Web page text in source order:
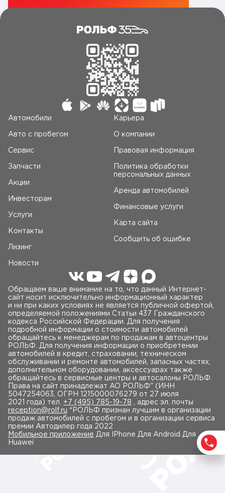
Автомобили
Авто c пробегом
Сервис
Запчасти
Акции
Инвесторам
Услуги
Контакты
Лизинг
Новости
Карьера
О компании
Правовая информация
Политика обработки
персональных данных
Аренда автомобилей
Финансовые услуги
Карта сайта
Сообщить об ошибке
Обращаем ваше внимание на то, что данный Интернет-
сайт носит исключительно информационный характер
и ни при каких условиях не является публичной офертой,
определяемой положениями Статьи 437 Гражданского
кодекса Российской Федерации. Для получения
подробной информации о стоимости автомобилей
обращайтесь к менеджерам по продажам в автоцентры
РОЛЬФ. Для получения информации о приобретении
автомобилей в кредит, страховании, техническом
обслуживании и ремонте автомобилей, запасных частях,
дополнительном оборудовании, аксессуарах также
обращайтесь в сервисные центры и автосалоны РОЛЬФ.
Права на сайт принадлежат AO РОЛЬФ" (ИНН
5047254063, ОГРН 1215000076279 от 27 июля
2021 года) тел. +7 (495) 785-19-78 , адрес эл. почты
reception@rolf.ru *РОЛЬФ признан лучшим в организации
продаж автомобилей с пробегом и в организации сервиса
премии Автодилер года 2022
Мобильное приложение Для IPhone Для Android Для
Huawei